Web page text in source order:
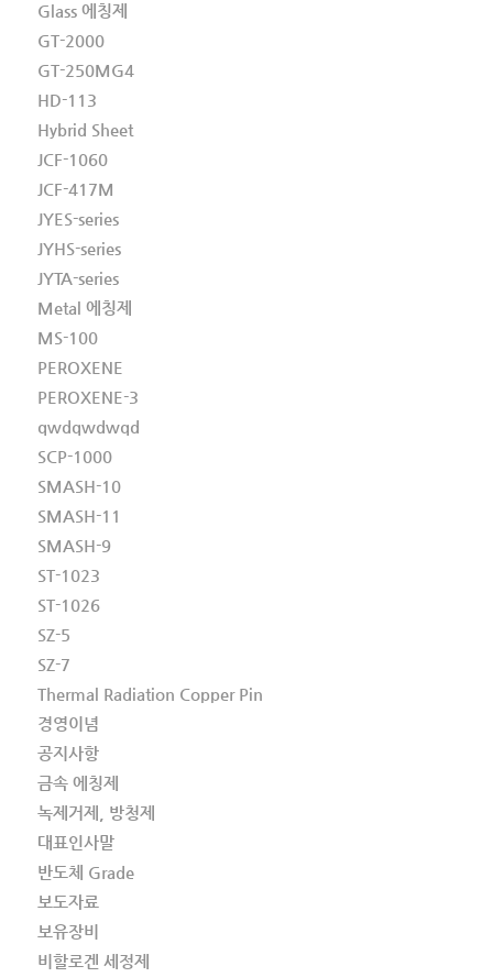
Glass 에칭제
GT-2000
GT-250MG4
HD-113
Hybrid Sheet
JCF-1060
JCF-417M
JYES-series
JYHS-series
JYTA-series
Metal 에칭제
MS-100
PEROXENE
PEROXENE-3
qwdqwdwqd
SCP-1000
SMASH-10
SMASH-11
SMASH-9
ST-1023
ST-1026
SZ-5
SZ-7
Thermal Radiation Copper Pin
경영이념
공지사항
금속 에칭제
녹제거제, 방청제
대표인사말
반도체 Grade
보도자료
보유장비
비할로겐 세정제